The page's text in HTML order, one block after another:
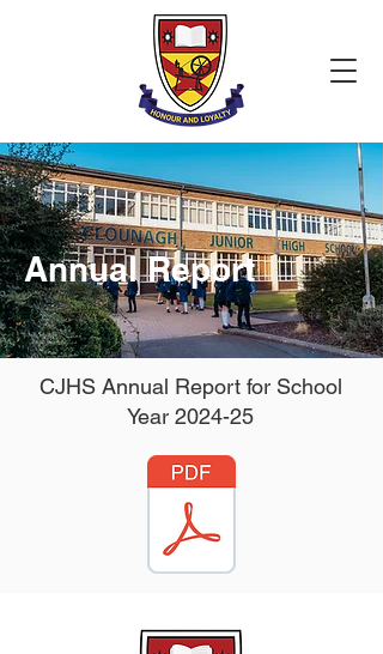
Annual Report
CJHS Annual Report for School
Year 2024-25